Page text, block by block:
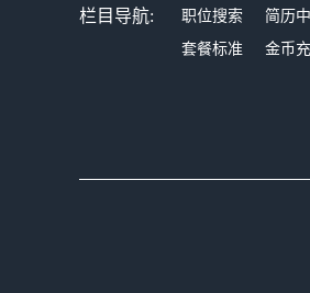
吉阳集团把月亮湾汽车城办
公司和已进驻月亮湾汽车城
栏目导航: 职位搜索 简历
套餐标准
金币